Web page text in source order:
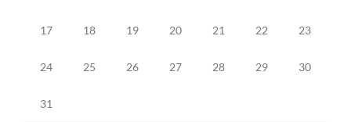
17 18 19 20 21 22 23
24 25 26 27 28 29 30
31